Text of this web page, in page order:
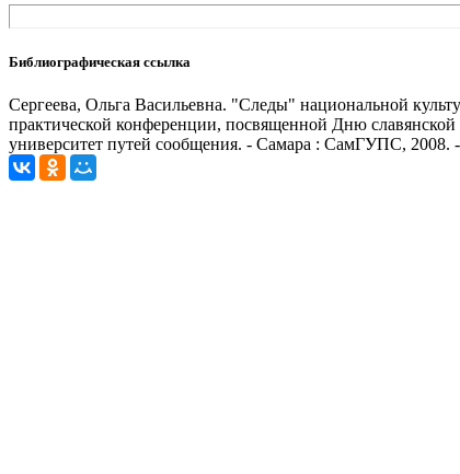
Библиографическая ссылка
Сергеева, Ольга Васильевна. "Следы" национальной
практической конференции, посвященной Дню
университет путей сообщения. - Самара : СамГУПС, 2008.